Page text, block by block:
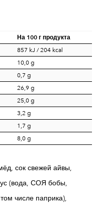
На 100 г продукта
857 kJ / 204 kcal
10,0 g
0,7 g
26,9 g
25,0 g
3,2 g
1,7 g
8,0 g
сок свежей айвы,
(вода, СОЯ бобы,
числе паприка),